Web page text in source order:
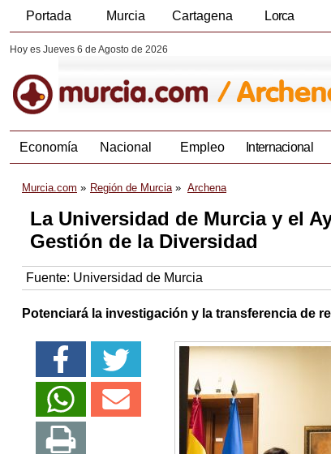
Portada Murcia Cartagena Lorca
Hoy es Jueves 6 de Agosto de 2026
Economía Nacional Empleo Internacional
Murcia.com Región de Murcia Archena
La Universidad de Murcia y el
Gestión de la Diversidad
Fuente: Universidad de Murcia
Potenciará la investigación y la transferencia de